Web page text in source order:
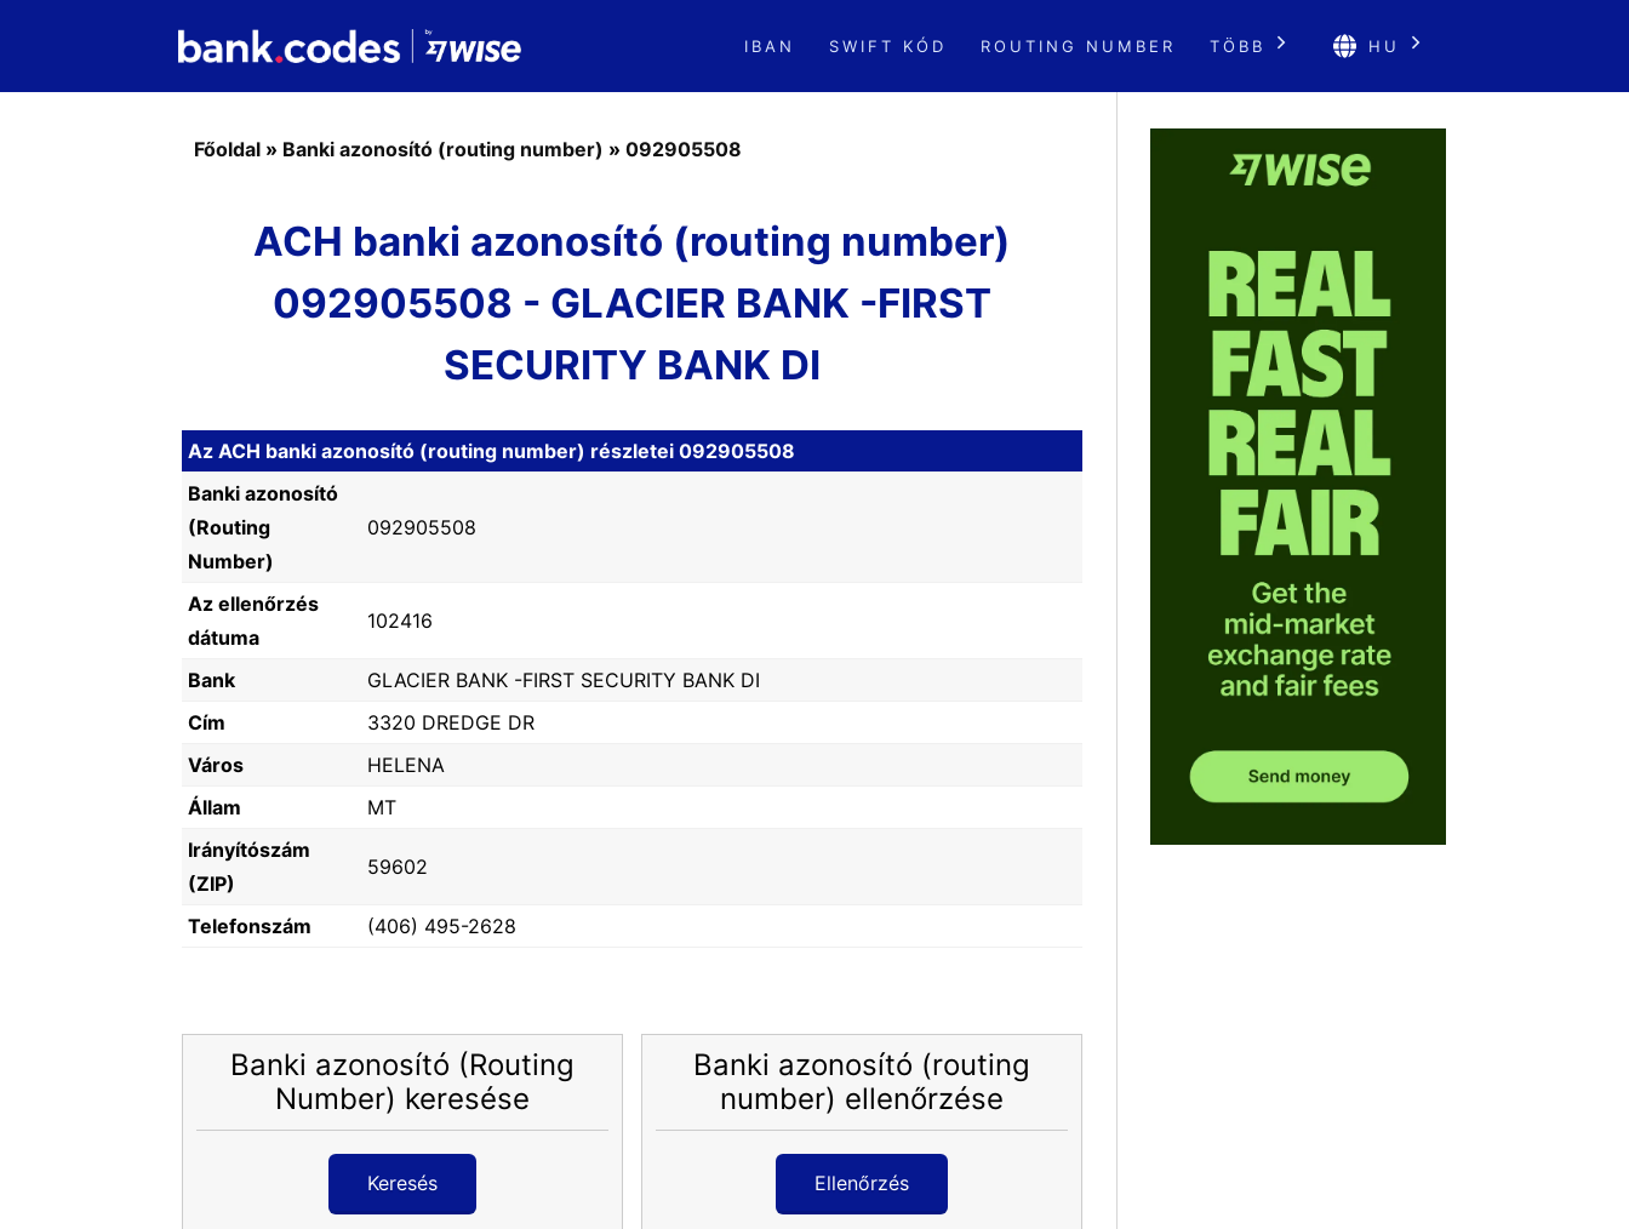
IBAN SWIFT KÓD ROUTING NUMBER TÖBB HU
Főoldal » Banki azonosító (routing number) » 092905508
ACH banki azonosító (routing number)
092905508 - GLACIER BANK -FIRST
SECURITY BANK DI
Az ACH banki azonosító (routing number) részletei 092905508
Banki azonosító
(Routing
Number)
092905508
Az ellenőrzés
dátuma
102416
Bank
GLACIER BANK -FIRST SECURITY BANK DI
Cím
3320 DREDGE DR
Város
HELENA
Állam
MT
Irányítószám
(ZIP)
59602
Telefonszám (406) 495-2628
Banki azonosító (Routing
Number) keresése
Keresés
Banki azonosító (routing
number) ellenőrzése
Ellenőrzés